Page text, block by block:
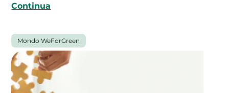
Continua
Mondo WeForGreen